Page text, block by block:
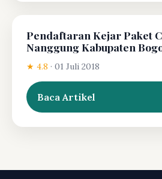
Pendaftaran Kejar Paket
Nanggung Kabupaten
★ 4.8 · 01 Juli 2018
Baca Artikel